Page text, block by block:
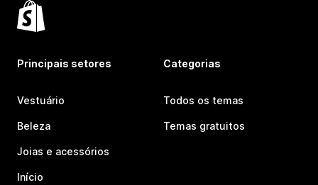
Principais setores
Vestuário
Beleza
Joias e acessórios
Início
Categorias
Todos os temas
Temas gratuitos